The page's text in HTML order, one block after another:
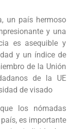
un país hermoso
y una
es asequible y
y un índice de
de la Unión
de la UE
de visado
los nómadas
es importante